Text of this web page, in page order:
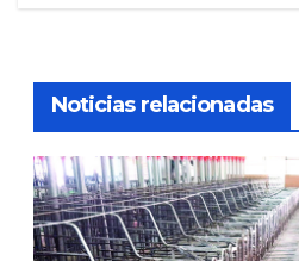
Noticias relacionadas